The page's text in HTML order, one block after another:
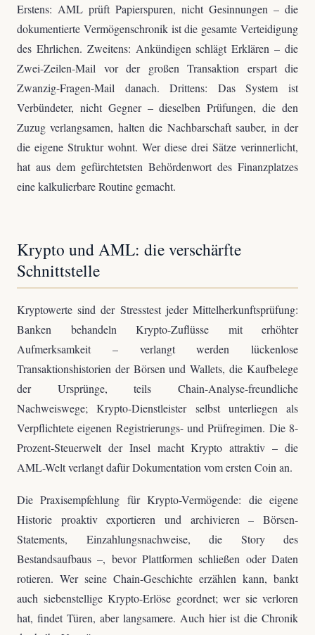
Erstens: AML prüft Papierspuren, nicht Gesinnungen – die
dokumentierte Vermögenschronik ist die gesamte Verteidigung
des Ehrlichen. Zweitens: Ankündigen schlägt Erklären – die
Zwei-Zeilen-Mail vor der großen Transaktion erspart die
Zwanzig-Fragen-Mail danach. Drittens: Das System ist
Verbündeter, nicht Gegner – dieselben Prüfungen, die den
Zuzug verlangsamen, halten die Nachbarschaft sauber, in der
die eigene Struktur wohnt. Wer diese drei Sätze verinnerlicht,
hat aus dem gefürchtetsten Behördenwort des Finanzplatzes
eine kalkulierbare Routine gemacht.
Krypto und AML: die verschärfte
Schnittstelle
Kryptowerte sind der Stresstest jeder Mittelherkunftsprüfung:
Banken behandeln Krypto-Zuflüsse mit erhöhter
Aufmerksamkeit – verlangt werden lückenlose
Transaktionshistorien der Börsen und Wallets, die Kaufbelege
der Ursprünge, teils Chain-Analyse-freundliche
Nachweiswege; Krypto-Dienstleister selbst unterliegen als
Verpflichtete eigenen Registrierungs- und Prüfregimen. Die 8-
Prozent-Steuerwelt der Insel macht Krypto attraktiv – die
AML-Welt verlangt dafür Dokumentation vom ersten Coin an.
Die Praxisempfehlung für Krypto-Vermögende: die eigene
Historie proaktiv exportieren und archivieren – Börsen-
Statements, Einzahlungsnachweise, die Story des
Bestandsaufbaus –, bevor Plattformen schließen oder Daten
rotieren. Wer seine Chain-Geschichte erzählen kann, bankt
auch siebenstellige Krypto-Erlöse geordnet; wer sie verloren
hat, findet Türen, aber langsamere. Auch hier ist die Chronik